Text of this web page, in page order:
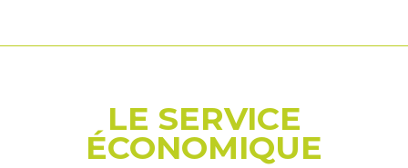
LE SERVICE
ÉCONOMIQUE